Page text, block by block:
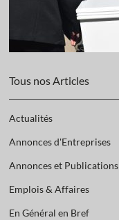
Tous nos Articles
Actualités
Annonces d'Entreprises
Annonces et Publications
Emplois & Affaires
En Général en Bref